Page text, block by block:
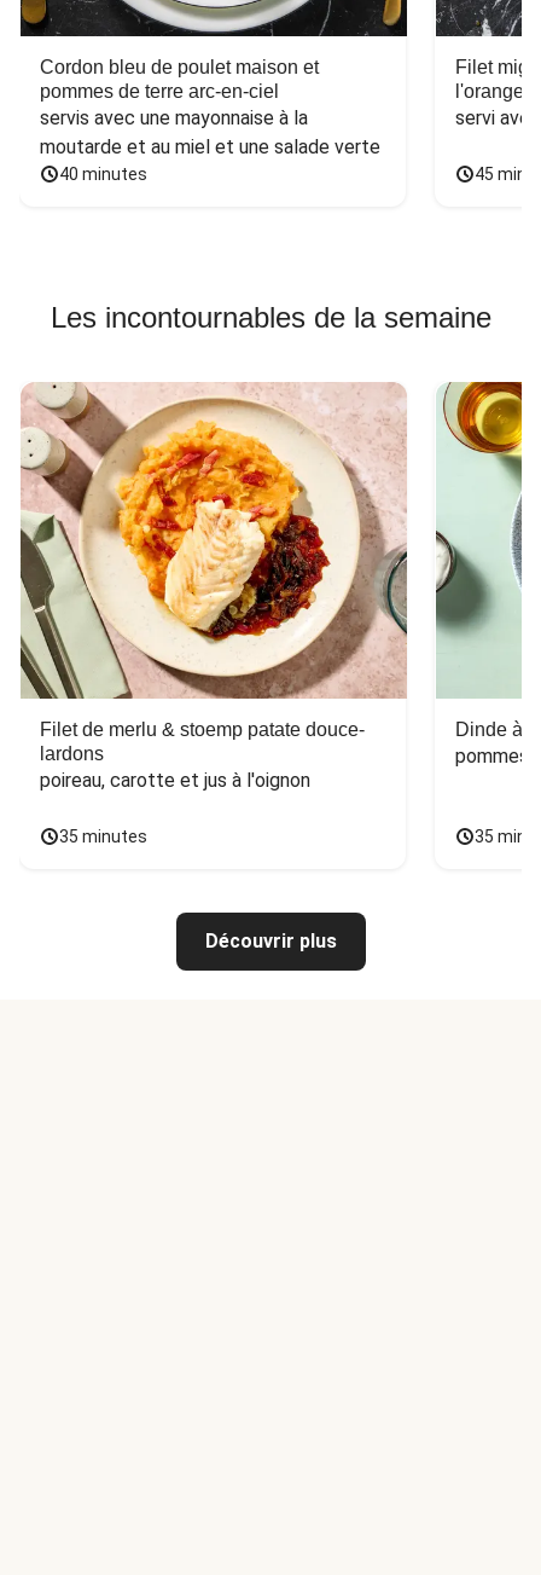
Cordon bleu de poulet maison et
pommes de terre arc-en-ciel
servis avec une mayonnaise à la
moutarde et au miel et une salade verte
40 minutes
Filet
l'orange
servi
45
Les incontournables de la semaine
Filet de merlu & stoemp patate douce-
lardons
poireau, carotte et jus à l'oignon
35 minutes
Dinde à
pommes
35
Découvrir plus